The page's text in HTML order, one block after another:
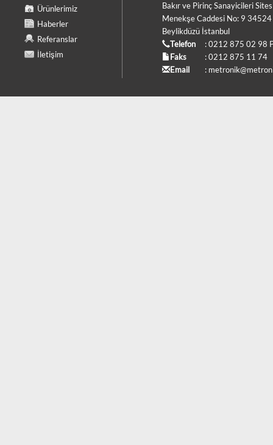
Ürünlerimiz
Haberler
Referanslar
İletişim
Bakır ve Pirinç Sanayicileri
Menekşe Caddesi No: 9 34524
Beylikdüzü İstanbul
Telefon
: 0212 875 02 98
Faks
: 0212 875 11 74
Email
: